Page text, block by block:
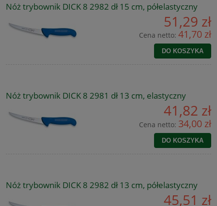
Nóż trybownik DICK 8 2982 dł 15 cm, półelastyczny
51,29 zł
Cena netto: 41,70 zł
DO KOSZYKA
Nóż trybownik DICK 8 2981 dł 13 cm, elastyczny
41,82 zł
Cena netto: 34,00 zł
DO KOSZYKA
Nóż trybownik DICK 8 2982 dł 13 cm, półelastyczny
45,51 zł